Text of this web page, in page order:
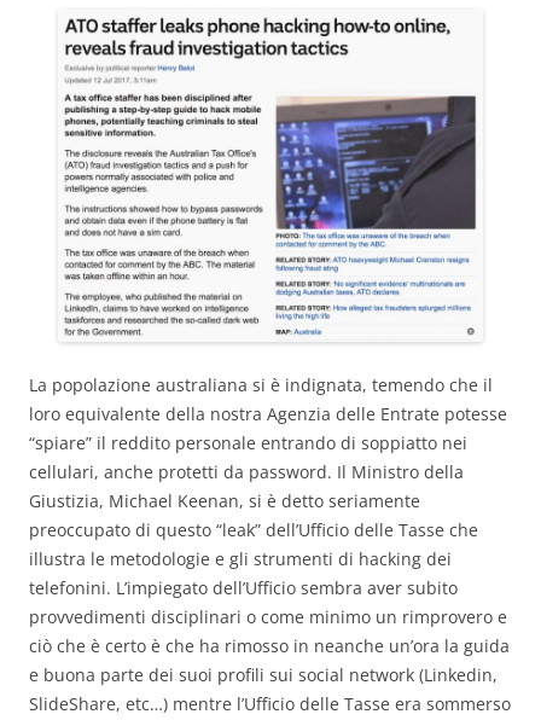
La popolazione australiana si è indignata, temendo che il
loro equivalente della nostra Agenzia delle Entrate potesse
“spiare” il reddito personale entrando di soppiatto nei
cellulari, anche protetti da password. Il Ministro della
Giustizia, Michael Keenan, si è detto seriamente
preoccupato di questo “leak” dell’Ufficio delle Tasse che
illustra le metodologie e gli strumenti di hacking dei
telefonini. L’impiegato dell’Ufficio sembra aver subito
provvedimenti disciplinari o come minimo un rimprovero e
ciò che è certo è che ha rimosso in neanche un’ora la guida
e buona parte dei suoi profili sui social network (Linkedin,
SlideShare, etc…) mentre l’Ufficio delle Tasse era sommerso